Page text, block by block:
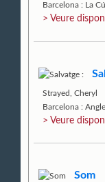
Barcelona : La
> Veure
Strayed, Cheryl
Barcelona :
> Veure
Som